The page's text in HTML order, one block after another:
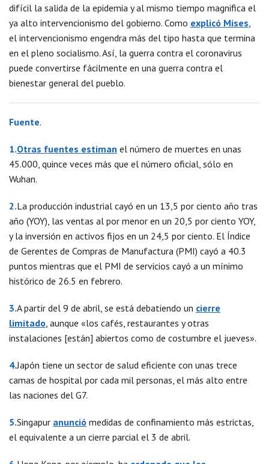
difícil la salida de la epidemia y al mismo tiempo magnifica el
ya alto intervencionismo del gobierno. Como explicó Mises,
el intervencionismo engendra más del tipo hasta que termina
en el pleno socialismo. Así, la guerra contra el coronavirus
puede convertirse fácilmente en una guerra contra el
bienestar general del pueblo.
Fuente.
1.Otras fuentes estiman el número de muertes en unas
45.000, quince veces más que el número oficial, sólo en
Wuhan.
2.La producción industrial cayó en un 13,5 por ciento año tras
año (YOY), las ventas al por menor en un 20,5 por ciento YOY,
y la inversión en activos fijos en un 24,5 por ciento. El Índice
de Gerentes de Compras de Manufactura (PMI) cayó a 40.3
puntos mientras que el PMI de servicios cayó a un mínimo
histórico de 26.5 en febrero.
3.A partir del 9 de abril, se está debatiendo un cierre
limitado, aunque «los cafés, restaurantes y otras
instalaciones [están] abiertos como de costumbre el jueves».
4.Japón tiene un sector de salud eficiente con unas trece
camas de hospital por cada mil personas, el más alto entre
las naciones del G7.
5.Singapur anunció medidas de confinamiento más estrictas,
el equivalente a un cierre parcial el 3 de abril.